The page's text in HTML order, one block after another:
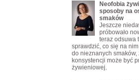
Neofobia
sposoby na
smaków
Jeszcze
próbowało
teraz odsuwa
sprawdzić, co się na
do nieznanych smaków,
konsystencji może być
żywieniowej.